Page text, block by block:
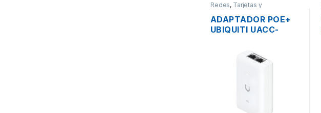
Redes, Tarjetas y
Adaptadores Wireless
ADAPTADOR POE+
UBIQUITI UACC-
2.5GIGABIT PARA
UNIFI 48V(30W)